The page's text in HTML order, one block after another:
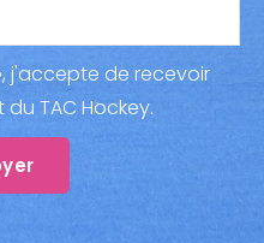
j'accepte de recevoir
TAC Hockey.